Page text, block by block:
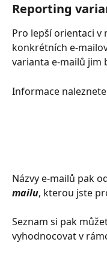
Reporting
Pro lepší orientaci
konkrétních e-
varianta e-mailů jim
Informace
Názvy e-mailů pak
mailu, kterou jste
Seznam si pak
vyhodnocovat v